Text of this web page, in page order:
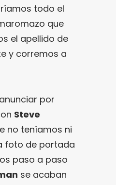
todo el
que
el apellido de
y corremos a
por
Steve
no teníamos ni
foto de portada
paso a paso
se acaban